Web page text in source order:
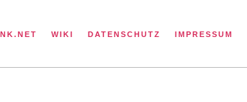
WIKI DATENSCHUTZ IMPRESSUM